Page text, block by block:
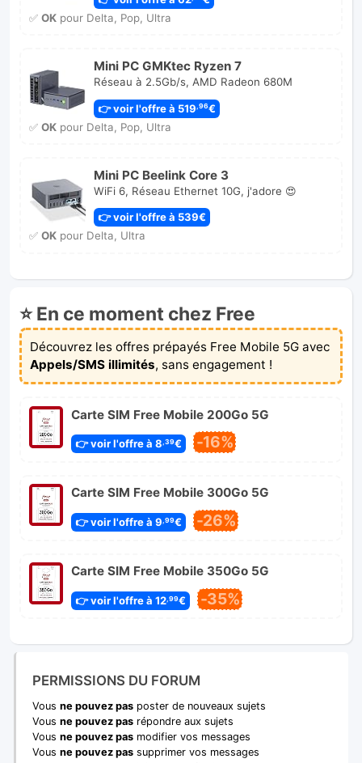
✅ OKpour Delta, Pop, Ultra
Mini PC GMKtec Ryzen 7
Réseau à 2.5Gb/s, AMD Radeon 680M
👉 voir l'offre à 519,96€
✅ OKpour Delta, Pop, Ultra
Mini PC Beelink Core 3
WiFi 6, Réseau Ethernet 10G, j'adore 😍
👉 voir l'offre à 539€
✅ OKpour Delta, Ultra
⭐ En ce moment chez Free
Découvrez les offres prépayés Free Mobile 5G avec
Appels/SMS illimités, sans engagement !
Carte SIM Free Mobile 200Go 5G
👉 voir l'offre à 8 ,39€ -16%
Carte SIM Free Mobile 300Go 5G
👉 voir l'offre à 9 ,99€ -26%
Carte SIM Free Mobile 350Go 5G
👉 voir l'offre à 12,99€ -35%
PERMISSIONS DU FORUM
Vous ne pouvez pas poster de nouveaux sujets
Vous ne pouvez pas répondre aux sujets
Vous ne pouvez pas modifier vos messages
Vous ne pouvez pas supprimer vos messages